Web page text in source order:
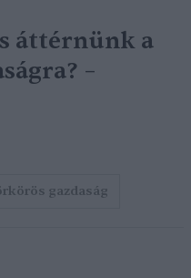
áttérnünk a
–
gazdaság